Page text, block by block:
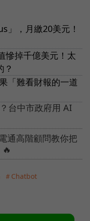
」，月繳20美元！
慘掉千億美元！太
？
「難看財報的一道
台中市政府用 AI
通高階顧問教你把
＃Chatbot